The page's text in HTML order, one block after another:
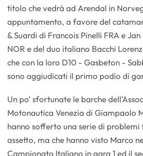
titolo che vedrà ad Arendal in
appuntamento, a favore del
& Suardi di Francois Pinelli FRA e
NOR e del duo italiano Bacchi
che con la loro D10 - Gasbeton -
sono aggiudicati il primo podio di
Un po’ sfortunate le barche
Motonautica Venezia di Giampaolo
hanno sofferto una serie di problemi
assetto, ma che hanno visto Marco
Campionato Italiano in gara 1 ed il